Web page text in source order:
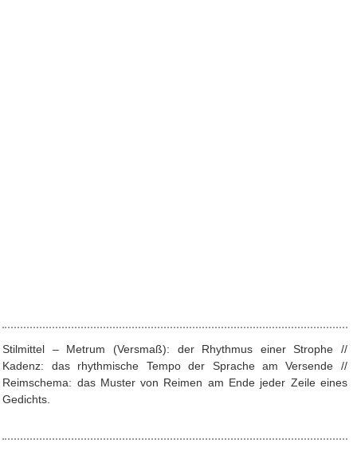
Stilmittel – Metrum (Versmaß): der Rhythmus einer Strophe //
Kadenz: das rhythmische Tempo der Sprache am Versende //
Reimschema: das Muster von Reimen am Ende jeder Zeile eines
Gedichts.